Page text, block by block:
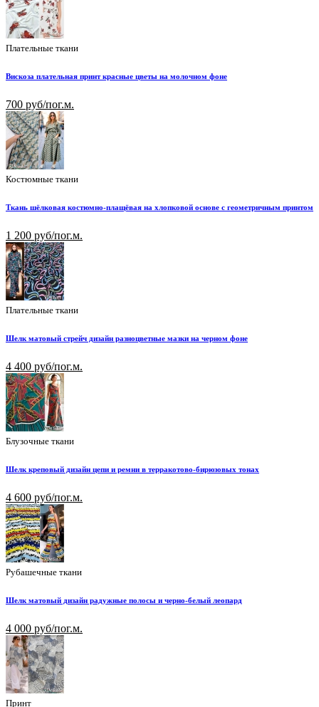
Плательные ткани
Вискоза плательная принт красные цветы на молочном фоне
700 руб/пог.м.
Костюмные ткани
Ткань шёлковая костюмно-плащёвая на хлопковой основе с геометричным принтом
1 200 руб/пог.м.
Плательные ткани
Шелк матовый стрейч дизайн разноцветные мазки на черном фоне
4 400 руб/пог.м.
Блузочные ткани
Шелк креповый дизайн цепи и ремни в терракотово-бирюзовых тонах
4 600 руб/пог.м.
Рубашечные ткани
Шелк матовый дизайн радужные полосы и черно-белый леопард
4 000 руб/пог.м.
Принт